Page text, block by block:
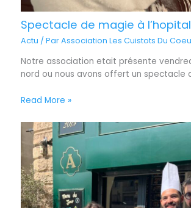
Spectacle de magie à
Actu / ParAssociation Les Cuistots Du
Notre association etait présente
nord ou nous avons offert un spectacle
Read More »